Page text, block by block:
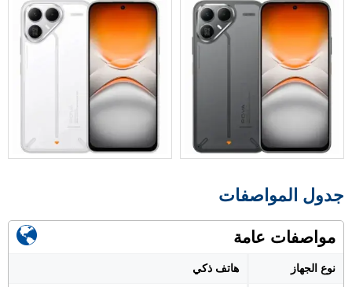
جدول المواصفات
مواصفات عامة
نوع الجهاز هاتف ذكي